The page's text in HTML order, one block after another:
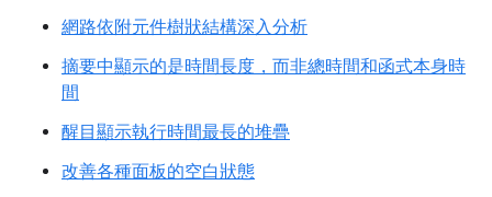
網路依附元件樹狀結構深入分析
摘要中顯示的是時間長度，而非總時間和函式本身時
間
醒目顯示執行時間最長的堆疊
改善各種面板的空白狀態